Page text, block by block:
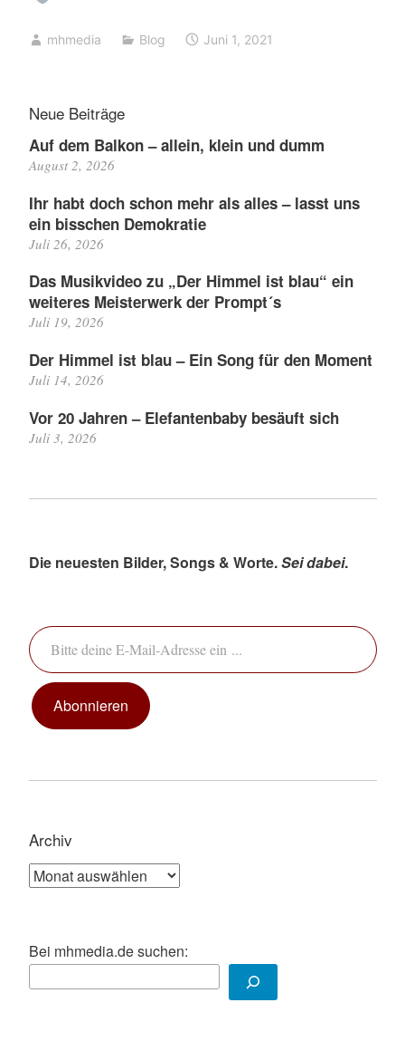
mhmedia Blog Juni 1, 2021
Neue Beiträge
Auf dem Balkon – allein, klein und dumm
August 2, 2026
Ihr habt doch schon mehr als alles – lasst uns
ein bisschen Demokratie
Juli 26, 2026
Das Musikvideo zu „Der Himmel ist blau“ ein
weiteres Meisterwerk der Prompt´s
Juli 19, 2026
Der Himmel ist blau – Ein Song für den Moment
Juli 14, 2026
Vor 20 Jahren – Elefantenbaby besäuft sich
Juli 3, 2026
Die neuesten Bilder, Songs & Worte.Sei dabei.
Bitte deine E-Mail-Adresse ein ...
Abonnieren
Archiv
Archiv
Bei mhmedia.de suchen: